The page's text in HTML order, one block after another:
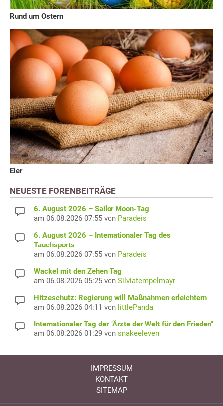
Rund um Ostern
Eier
NEUESTE FORENBEITRÄGE
6. August 2026 – Sailor Moon-Tag
am 06.08.2026 07:55 von Paradeis
6. August 2026 – Internationaler Tag des
Tauchsports
am 06.08.2026 07:55 von Paradeis
Wackel mit den Zehen Tag
am 06.08.2026 05:25 von Silviatempelmayr
Hitzeschutz: Regierung will Maßnahmen erleichtern
am 06.08.2026 04:11 von littlePanda
Internationaler Tag der "Ärzte der Welt für den Frieden"
am 06.08.2026 01:29 von snakeeleven
IMPRESSUM
KONTAKT
SITEMAP